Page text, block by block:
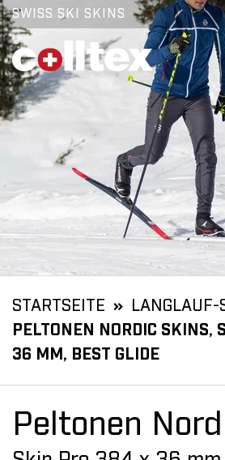
SWISS SKI SKINS
STARTSEITE
LANGLAUF-
PELTONEN NORDIC SKINS,
36 MM, BEST GLIDE
Peltonen